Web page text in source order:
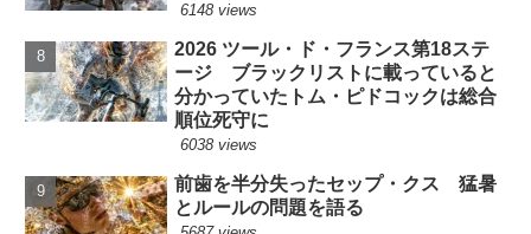
6148 views
2026 ツール・ド・フランス第18ステ
ージ ブラックリストに載っていると
分かっていたトム・ピドコックは総合
順位死守に
6038 views
前歯を半分失ったセップ・クス 猛暑
とルールの問題を語る